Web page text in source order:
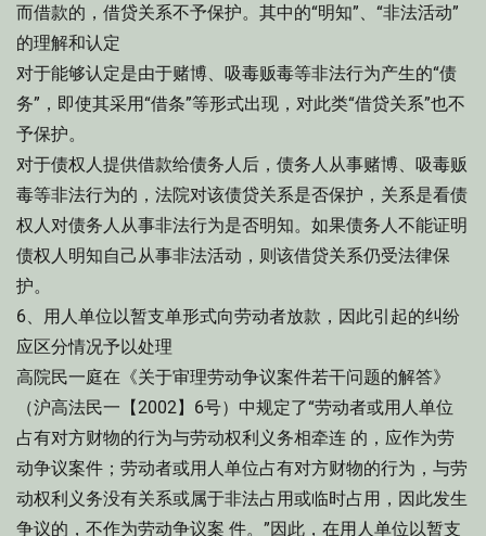
而借款的，借贷关系不予保护。其中的“明知”、“非法活动”
的理解和认定
对于能够认定是由于赌博、吸毒贩毒等非法行为产生的“债
务”，即使其采用“借条”等形式出现，对此类“借贷关系”也不
予保护。
对于债权人提供借款给债务人后，债务人从事赌博、吸毒贩
毒等非法行为的，法院对该债贷关系是否保护，关系是看债
权人对债务人从事非法行为是否明知。如果债务人不能证明
债权人明知自己从事非法活动，则该借贷关系仍受法律保
护。
6、用人单位以暂支单形式向劳动者放款，因此引起的纠纷
应区分情况予以处理
高院民一庭在《关于审理劳动争议案件若干问题的解答》
（沪高法民一【2002】6号）中规定了“劳动者或用人单位
占有对方财物的行为与劳动权利义务相牵连 的，应作为劳
动争议案件；劳动者或用人单位占有对方财物的行为，与劳
动权利义务没有关系或属于非法占用或临时占用，因此发生
争议的，不作为劳动争议案 件。”因此，在用人单位以暂支